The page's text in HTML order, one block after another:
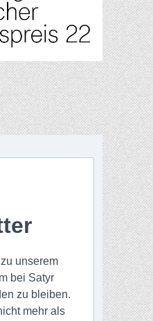
unserem
bei Satyr
zu bleiben.
mehr als